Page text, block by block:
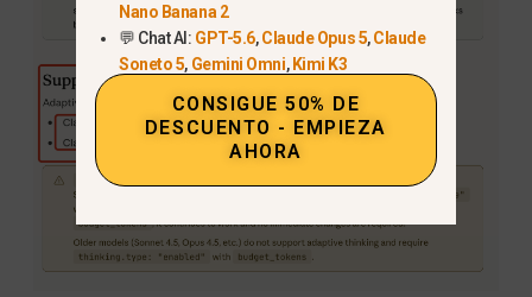
Nano Banana 2
💬 Chat AI: GPT-5.6,Claude Opus 5,Claude
Soneto 5, Gemini Omni, Kimi K3
CONSIGUE 50% DE
DESCUENTO - EMPIEZA
AHORA